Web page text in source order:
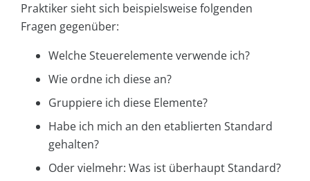
Praktiker sieht sich beispielsweise folgenden
Fragen gegenüber:
Welche Steuerelemente verwende ich?
Wie ordne ich diese an?
Gruppiere ich diese Elemente?
Habe ich mich an den etablierten Standard
gehalten?
Oder vielmehr: Was ist überhaupt Standard?